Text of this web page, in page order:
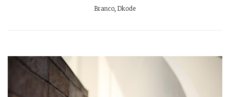
Branco, Dkode